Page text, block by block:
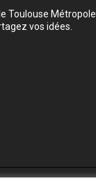
Toulouse Métropole.
vos idées.